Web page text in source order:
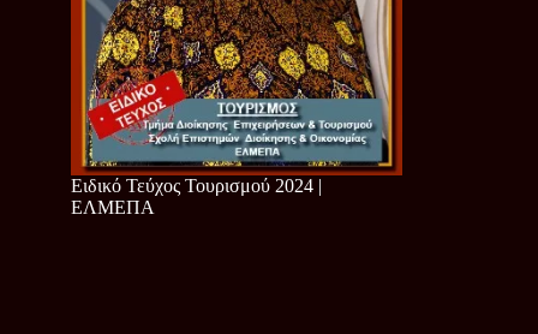
Ειδικό Τεύχος Τουρισμού 2024 |
ΕΛΜΕΠΑ